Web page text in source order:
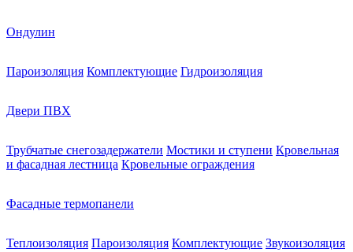
Ондулин
Пароизоляция Комплектующие Гидроизоляция
Двери ПВХ
Трубчатые снегозадержатели Мостики и ступени Кровельная
и фасадная лестница Кровельные ограждения
Фасадные термопанели
Теплоизоляция Пароизоляция Комплектующие Звукоизоляция